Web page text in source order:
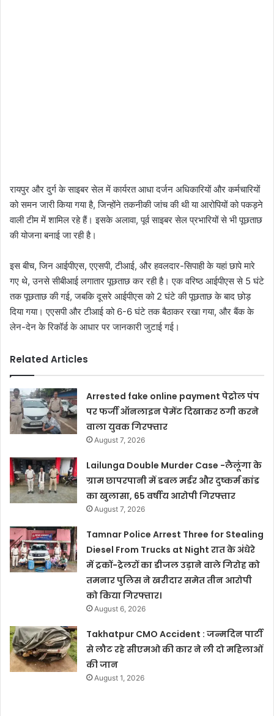
रायपुर और दुर्ग के साइबर सेल में कार्यरत आधा दर्जन अधिकारियों और कर्मचारियों
को समन जारी किया गया है, जिन्होंने तकनीकी जांच की थी या आरोपियों को पकड़ने
वाली टीम में शामिल रहे हैं। इसके अलावा, पूर्व साइबर सेल प्रभारियों से भी पूछताछ
की योजना बनाई जा रही है।
इस बीच, जिन आईपीएस, एएसपी, टीआई, और हवलदार-सिपाही के यहां छापे मारे
गए थे, उनसे सीबीआई लगातार पूछताछ कर रही है। एक वरिष्ठ आईपीएस से 5 घंटे
तक पूछताछ की गई, जबकि दूसरे आईपीएस को 2 घंटे की पूछताछ के बाद छोड़
दिया गया। एएसपी और टीआई को 6-6 घंटे तक बैठाकर रखा गया, और बैंक के
लेन-देन के रिकॉर्ड के आधार पर जानकारी जुटाई गई।
Related Articles
Arrested fake online payment पेट्रोल पंप
पर फर्जी ऑनलाइन पेमेंट दिखाकर ठगी करने
वाला युवक गिरफ्तार
August 7, 2026
Lailunga Double Murder Case -लैलूंगा के
ग्राम छापरपानी में डबल मर्डर और दुष्कर्म कांड
का खुलासा, 65 वर्षीय आरोपी गिरफ्तार
August 7, 2026
Tamnar Police Arrest Three for Stealing
Diesel From Trucks at Night रात के अंधेरे
में ट्रकों-ट्रेलरों का डीजल उड़ाने वाले गिरोह को
तमनार पुलिस ने खरीदार समेत तीन आरोपी
को किया गिरफ्तार।
August 6, 2026
Takhatpur CMO Accident : जन्मदिन पार्टी
से लौट रहे सीएमओ की कार ने ली दो महिलाओं
की जान
August 1, 2026